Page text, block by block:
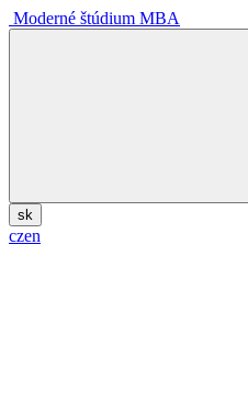
Moderné štúdium MBA
sk
czen